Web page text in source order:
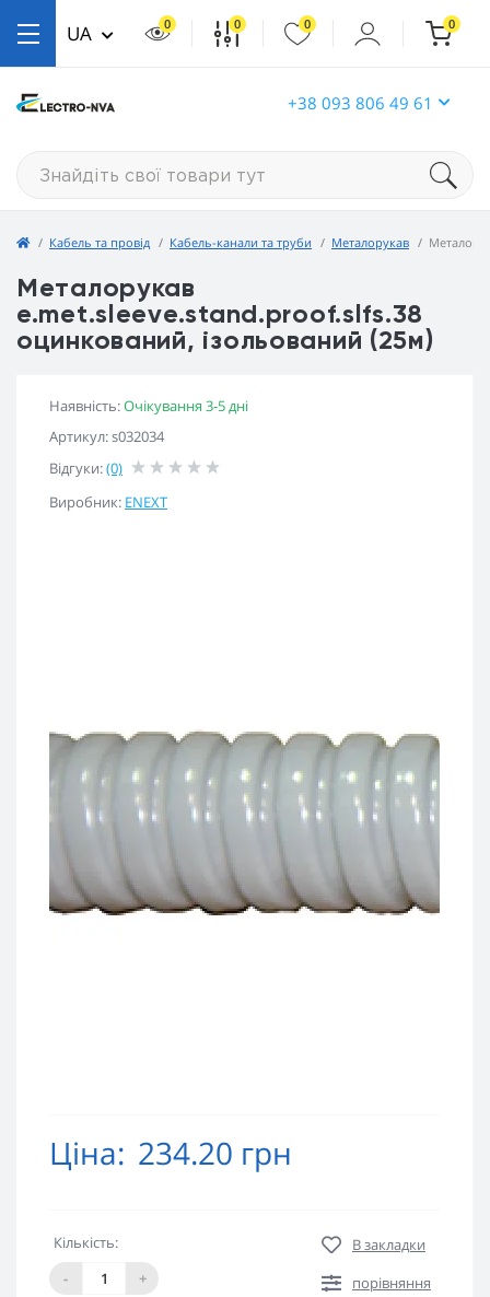
+38 093 806 49 61
UA 0 0 0 0
Кабель та провід Кабель-канали та труби Металорукав
Металорукав
e.met.sleeve.stand.proof.slfs.38
оцинкований, ізольований (25м)
Наявність:Очікування 3-5 дні
Артикул: s032034
Відгуки:(0)
Виробник: ENEXT
Ціна: 234.20 грн
Кількість:
-
+
В закладки
порівняння